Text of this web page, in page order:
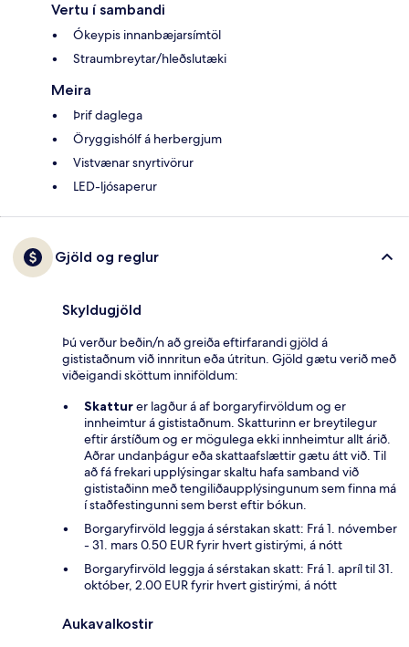
Vertu í sambandi
Ókeypis innanbæjarsímtöl
Straumbreytar/hleðslutæki
Meira
Þrif daglega
Öryggishólf á herbergjum
Vistvænar snyrtivörur
LED-ljósaperur
Gjöld og reglur
Skyldugjöld
Þú verður beðin/n að greiða eftirfarandi gjöld á
gististaðnum við innritun eða útritun. Gjöld gætu verið með
viðeigandi sköttum inniföldum:
Skatturer lagður á af borgaryfirvöldum og er
innheimtur á gististaðnum. Skatturinn er breytilegur
eftir árstíðum og er mögulega ekki innheimtur allt árið.
Aðrar undanþágur eða skattaafslættir gætu átt við. Til
að fá frekari upplýsingar skaltu hafa samband við
gististaðinn með tengiliðaupplýsingunum sem finna má
í staðfestingunni sem berst eftir bókun.
Borgaryfirvöld leggja á sérstakan skatt: Frá 1. nóvember
- 31. mars 0.50 EUR fyrir hvert gistirými, á nótt
Borgaryfirvöld leggja á sérstakan skatt: Frá 1. apríl til 31.
október, 2.00 EUR fyrir hvert gistirými, á nótt
Aukavalkostir